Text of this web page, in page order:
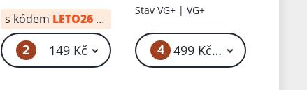
s kódem LETO26 od: 30 Kč
2 149 Kč
StavVG+ | VG+
4 499 Kč – 1 999 Kč